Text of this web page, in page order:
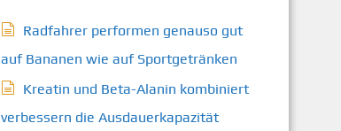
Radfahrer performen genauso gut
auf Bananen wie auf Sportgetränken
Kreatin und Beta-Alanin kombiniert
verbessern die Ausdauerkapazität